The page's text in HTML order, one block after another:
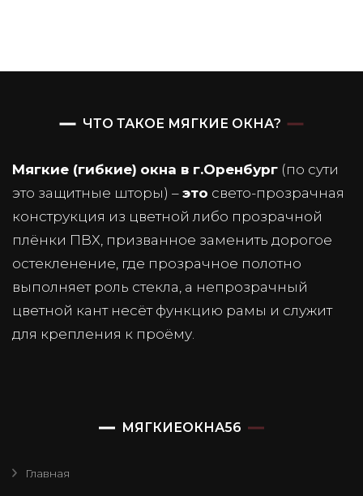
ЧТО ТАКОЕ МЯГКИЕ ОКНА?
Мягкие (гибкие) окна в г.Оренбург (по сути
это защитные шторы) – это свето-прозрачная
конструкция из цветной либо прозрачной
плёнки ПВХ, призванное заменить дорогое
остекленение, где прозрачное полотно
выполняет роль стекла, а непрозрачный
цветной кант несёт функцию рамы и служит
для крепления к проёму.
МЯГКИЕОКНА56
Главная